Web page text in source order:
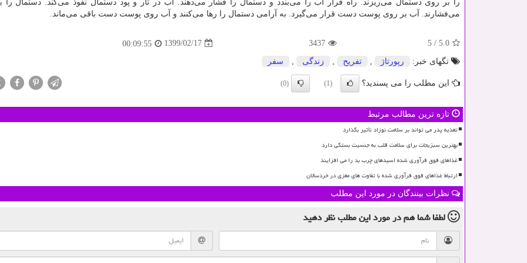
را بر روی دستمال می‌ریزند. راه فرار آب را می‌بندد و دستمال را فشار می‌دهند. آب در تار و پود دستمال نفوذ می‌کند. دستمال را
می‌فشارند. آب بر روی پوست دست قرار می‌گیرد. به آرامی دستمال را رها می‌کنند و آب روی پوست دست باقی می‌ماند.
5.0
/
5
3437
1399/02/17
00:09:55
تگهای خبر:
رپورتاژ تفریح زندگی سفر
این مطلب را می پسندید؟ (1)
(0)
تازه ترین مطالب مرتبط
تغذیه پدر می تواند بر سلامت نوزاد تأثیر بگذارد
بهترین سبزیجات برای سلامت قلب به جنسیت بستگی دارد
غذاهای فوق فرآوری شده اسیدهای چرب بد را می افزایند
ارتباط غذاهای فوق فرآوری شده با تفاوت های مغزی در خردسالان
نظرات بینندگان در مورد این مطلب
لطفا شما همدر مورد این مطلبنظر دهید